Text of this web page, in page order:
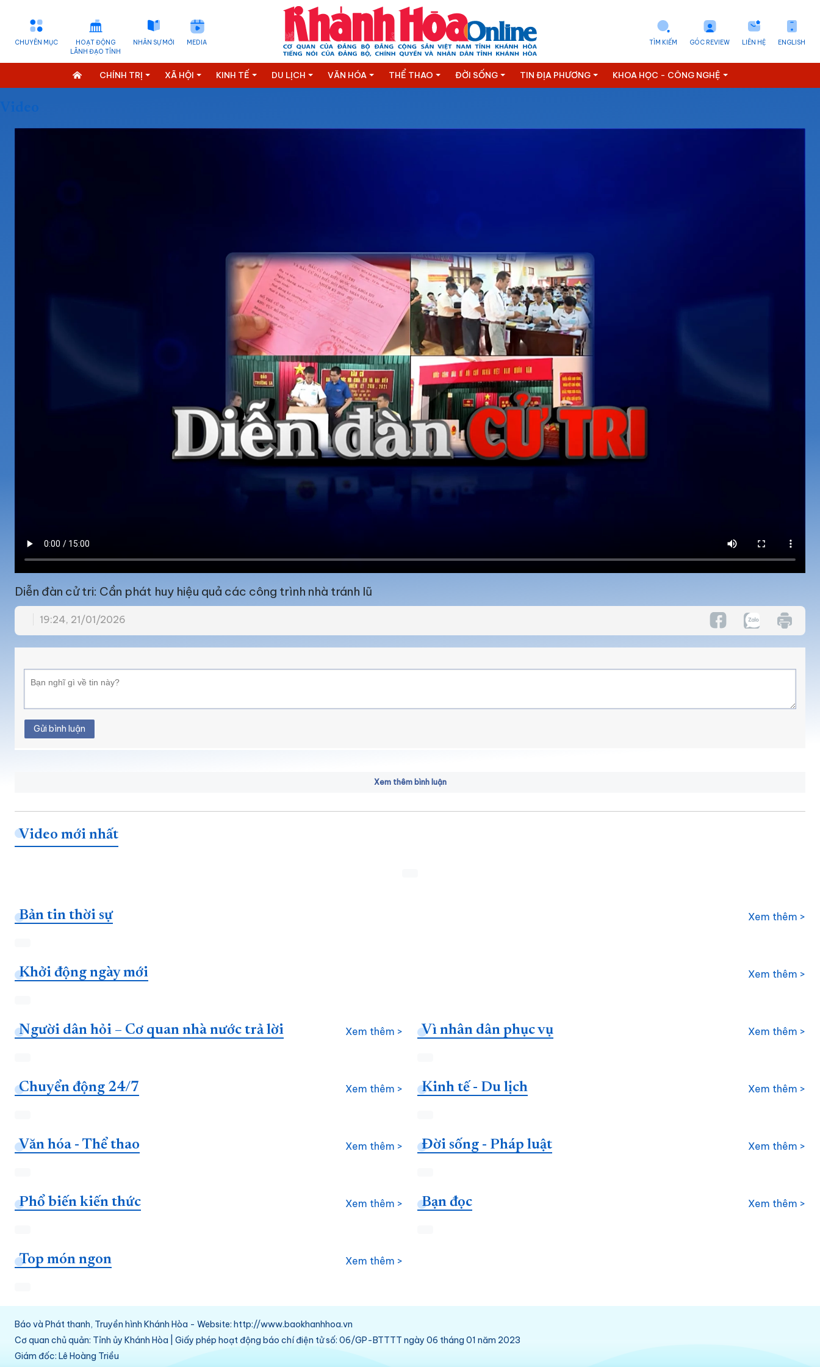
CHUYÊN MỤC
HOẠT ĐỘNG
LÃNH ĐẠO TỈNH
NHÂN SỰ MỚI MEDIA ENGLISH
LIÊN HỆ
GÓC REVIEW
TÌM KIẾM
CHÍNH TRỊ XÃ HỘI KINH TẾ DU LỊCH VĂN HÓA THỂ THAO ĐỜI SỐNG TIN ĐỊA PHƯƠNG KHOA HỌC - CÔNG NGHỆ
Video
Diễn đàn cử tri: Cần phát huy hiệu quả các công trình nhà tránh lũ
19:24, 21/01/2026
Gửi bình luận
Xem thêm bình luận
Video mới nhất
Bản tin thời sự Xem thêm >
Khởi động ngày mới Xem thêm >
Người dân hỏi – Cơ quan nhà nước trả lời Xem thêm > Vì nhân dân phục vụ Xem thêm >
Chuyển động 24/7 Xem thêm > Kinh tế - Du lịch Xem thêm >
Văn hóa - Thể thao Xem thêm > Đời sống - Pháp luật Xem thêm >
Phổ biến kiến thức Xem thêm > Bạn đọc Xem thêm >
Top món ngon Xem thêm >
Báo và Phát thanh, Truyền hình Khánh Hòa - Website: http://www.baokhanhhoa.vn
Cơ quan chủ quản: Tỉnh ủy Khánh Hòa | Giấy phép hoạt động báo chí điện tử số: 06/GP-BTTTT ngày 06 tháng 01 năm 2023
Giám đốc: Lê Hoàng Triều